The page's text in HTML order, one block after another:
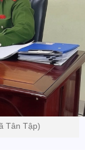
Tân Tập)